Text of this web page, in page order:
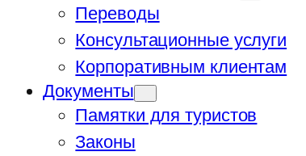
Переводы
Консультационные услуги
Корпоративным клиентам
Документы
Памятки для туристов
Законы